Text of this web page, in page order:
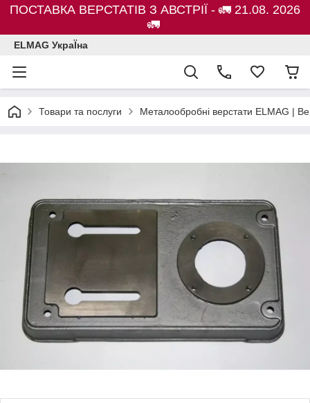
ПОСТАВКА ВЕРСТАТІВ З АВСТРІЇ - 🚛 21.08. 2026
🚛
ELMAG УкраЇна
Товари та послуги Металообробні верстати ELMAG |